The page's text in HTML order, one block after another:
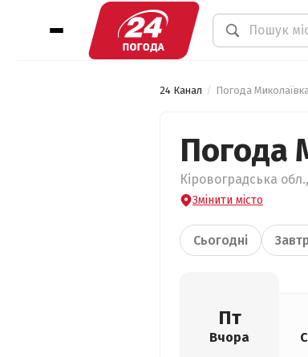
24 Канал Погода
Погода
Кіровоградська
Змінити місто
Сьогодні
Пт
Вчора